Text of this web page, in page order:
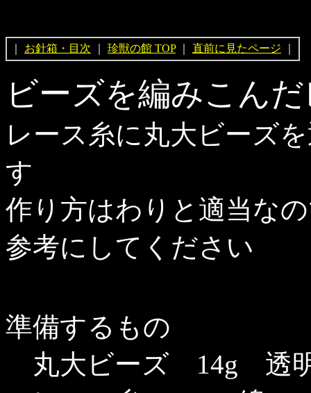
お針箱・目次 珍獣の館 TOP｜ 直前に見たページ
ビーズを編みこん
レース糸に丸大ビーズ
す
作り方はわりと適当な
参考にしてください
準備するもの
丸大ビーズ 14g 透